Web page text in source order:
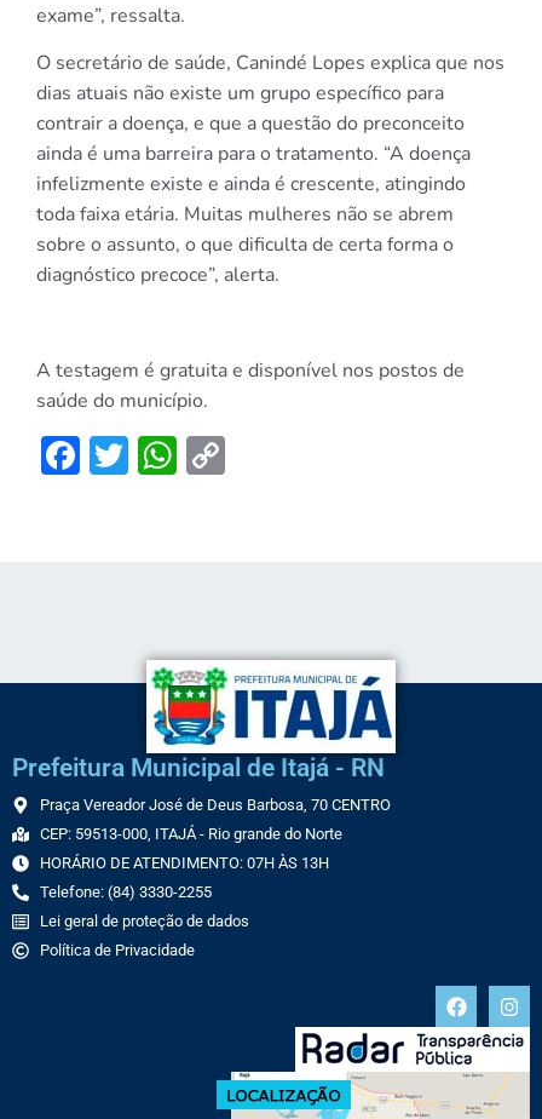
exame”, ressalta.
O secretário de saúde, Canindé Lopes explica que nos
dias atuais não existe um grupo específico para
contrair a doença, e que a questão do preconceito
ainda é uma barreira para o tratamento. “A doença
infelizmente existe e ainda é crescente, atingindo
toda faixa etária. Muitas mulheres não se abrem
sobre o assunto, o que dificulta de certa forma o
diagnóstico precoce”, alerta.
A testagem é gratuita e disponível nos postos de
saúde do município.
Facebook
TwitterWhatsApp
Prefeitura Municipal de Itajá - RN
Praça Vereador José de Deus Barbosa, 70 CENTRO
CEP: 59513-000, ITAJÁ - Rio grande do Norte
HORÁRIO DE ATENDIMENTO: 07H ÀS 13H
Telefone: (84) 3330-2255
Lei geral de proteção de dados
Política de Privacidade